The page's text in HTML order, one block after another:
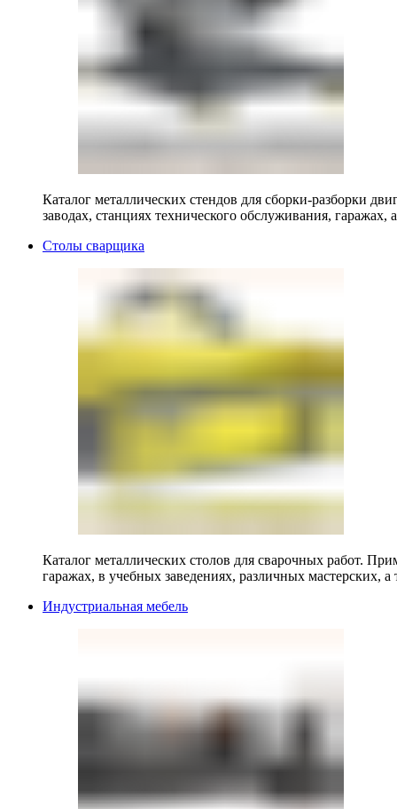
Каталог металлических стендов для сборки-разборки
заводах, станциях технического обслуживания, гаражах,
Столы сварщика
Каталог металлических столов для сварочных работ.
гаражах, в учебных заведениях, различных мастерских, а
Индустриальная мебель